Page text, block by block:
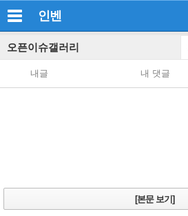
인벤
오픈이슈갤러리
내글 내 댓글
[본문 보기]